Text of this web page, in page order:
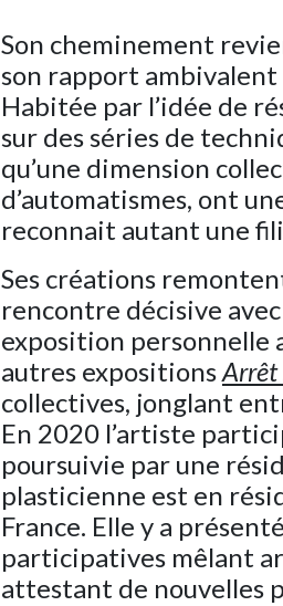
Son cheminement
son rapport ambivalent
Habitée par l’idée de
sur des séries de
qu’une dimension
d’automatismes, ont
reconnait autant une
Ses créations
rencontre décisive
exposition personnelle
autres expositionsArrêt
collectives, jonglant
En 2020 l’artiste
poursuivie par une
plasticienne est en
France. Elle y a
participatives mêlant
attestant de nouvelles